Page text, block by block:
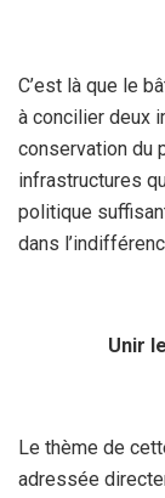
C’est là que le
à concilier deux
conservation du
infrastructures
politique
dans
Unir
Le thème de
adressée